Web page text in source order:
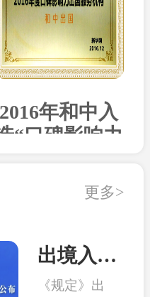
2016年和中入
“口碑影响力
更多>
出境入境管理新规发布！移民服务监管升级，哪些机构更值得选择？
《规定》出